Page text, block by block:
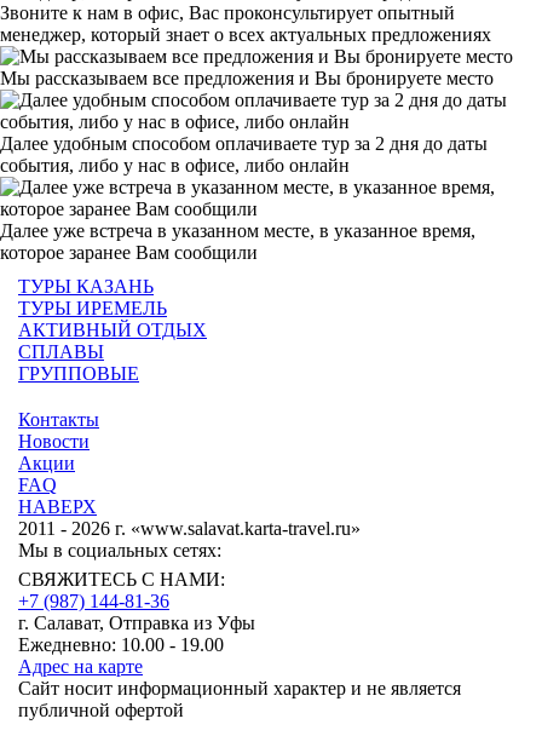
Звоните к нам в офис, Вас проконсультирует опытный
менеджер, который знает о всех актуальных предложениях
Мы рассказываем все предложения и Вы бронируете место
Далее удобным способом оплачиваете тур за 2 дня до даты
события, либо у нас в офисе, либо онлайн
Далее уже встреча в указанном месте, в указанное время,
которое заранее Вам сообщили
Контакты
Новости
Акции
FAQ
НАВЕРХ
2011 - 2026 г. «www.salavat.karta-travel.ru»
ТУРЫ КАЗАНЬ
ТУРЫ ИРЕМЕЛЬ
АКТИВНЫЙ ОТДЫХ
СПЛАВЫ
ГРУППОВЫЕ
Мы в социальных сетях:
СВЯЖИТЕСЬ С НАМИ:
+7 (987) 144-81-36
г. Салават, Отправка из Уфы
Ежедневно: 10.00 - 19.00
Адрес на карте
Сайт носит информационный характер и не является
публичной офертой